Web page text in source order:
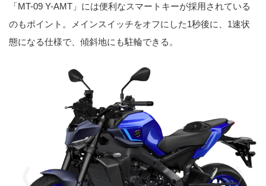
「MT-09 Y-AMT」には便利なスマートキーが採用されている
のもポイント。メインスイッチをオフにした1秒後に、1速状
態になる仕様で、傾斜地にも駐輪できる。